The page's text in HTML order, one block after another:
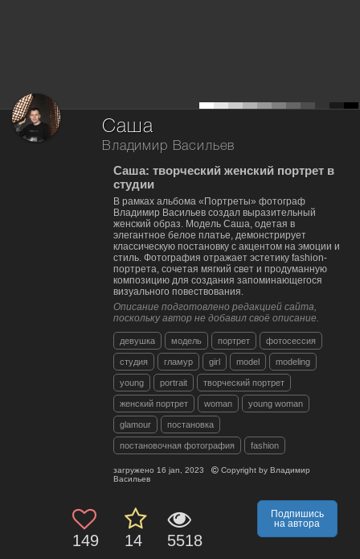
Саша
Владимир Васильев
Саша: творческий женский портрет в
студии
В рамках альбома «Портреты» фотограф
Владимир Васильев создал выразительный
женский образ. Модель Саша, одетая в
элегантное белое платье, демонстрирует
классическую постановку с акцентом на эмоции и
стиль. Фотография отражает эстетику fashion-
портрета, сочетая мягкий свет и продуманную
композицию для создания запоминающегося
визуального повествования.
Описание подготовлено редакцией сайта,
поскольку автор не добавил своё описание.
девушка модель портрет фотосессия
студия гламур girl model modeling
young portrait творческий портрет
женский портрет woman young woman
glamour постановка
постановочная фотография fashion
загружено 16 jan, 2023 Copyright by Владимир
Васильев
149 14 5518
Подпишись
на автора